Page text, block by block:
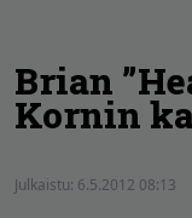
Brian
Kornin
Julkaistu: 6.5.2012 08:13